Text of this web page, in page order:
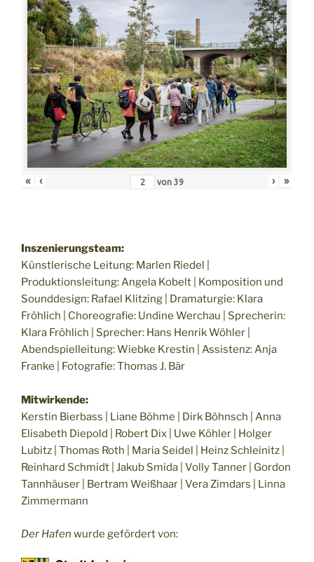
« ‹ von 39 › »
Inszenierungsteam:
Künstlerische Leitung: Marlen Riedel |
Produktionsleitung: Angela Kobelt | Komposition und
Sounddesign: Rafael Klitzing | Dramaturgie: Klara
Fröhlich | Choreografie: Undine Werchau | Sprecherin:
Klara Fröhlich | Sprecher: Hans Henrik Wöhler |
Abendspielleitung: Wiebke Krestin | Assistenz: Anja
Franke | Fotografie: Thomas J. Bär
Mitwirkende:
Kerstin Bierbass | Liane Böhme | Dirk Böhnsch | Anna
Elisabeth Diepold | Robert Dix | Uwe Köhler | Holger
Lubitz | Thomas Roth | Maria Seidel | Heinz Schleinitz |
Reinhard Schmidt | Jakub Smida | Volly Tanner | Gordon
Tannhäuser | Bertram Weißhaar | Vera Zimdars | Linna
Zimmermann
Der Hafen wurde gefördert von: